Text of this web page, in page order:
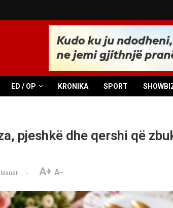
ED / OP KRONIKA SPORT
pjeshkë dhe qershi që
A+ A-